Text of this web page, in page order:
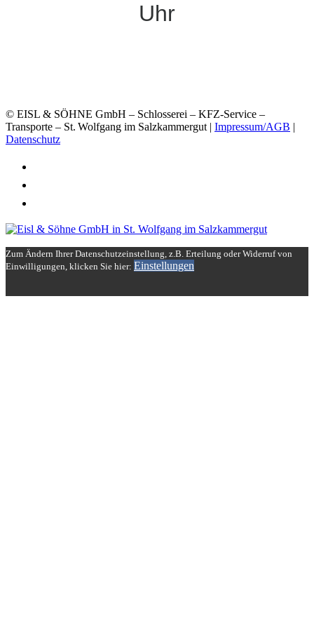
Uhr
© EISL & SÖHNE GmbH – Schlosserei – KFZ-Service –
Transporte – St. Wolfgang im Salzkammergut | Impressum/AGB |
Datenschutz
Zum Ändern Ihrer Datenschutzeinstellung, z.B. Erteilung oder Widerruf von
Einwilligungen, klicken Sie hier: Einstellungen